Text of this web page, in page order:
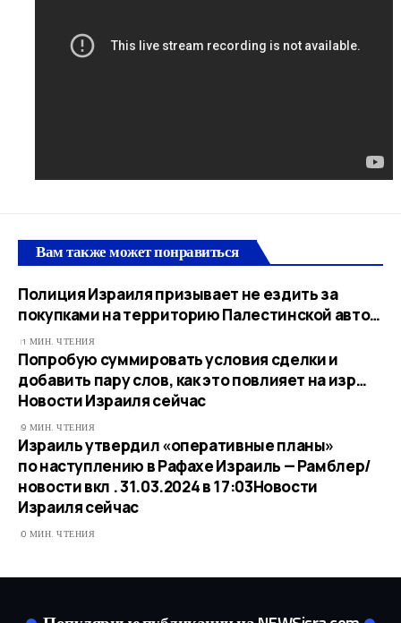
Вам также может понравиться
Полиция Израиля призывает не ездить за
покупками на территорию Палестинской авто…
1 МИН. ЧТЕНИЯ
Попробую суммировать условия сделки и
добавить пару слов, как это повлияет на изр…​
Новости Израиля сейчас
9 МИН. ЧТЕНИЯ
Израиль утвердил «оперативные планы»
по наступлению в Рафахе Израиль — Рамблер/
новости вкл . 31.03.2024 в 17:03​Новости
Израиля сейчас
0 МИН. ЧТЕНИЯ